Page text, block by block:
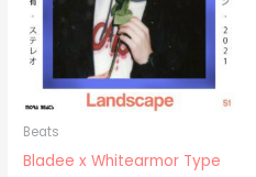
Beats
Bladee x Whitearmor Type